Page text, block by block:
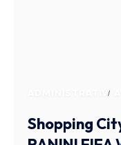
ADMINISTRATIV
Shopping